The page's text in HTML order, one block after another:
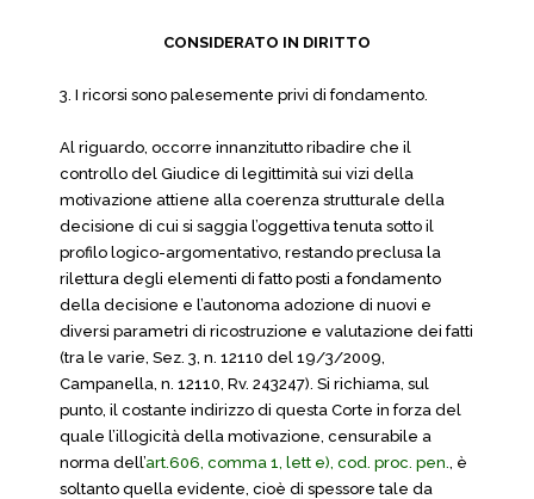
CONSIDERATO IN DIRITTO
3. I ricorsi sono palesemente privi di fondamento.
Al riguardo, occorre innanzitutto ribadire che il
controllo del Giudice di legittimità sui vizi della
motivazione attiene alla coerenza strutturale della
decisione di cui si saggia l’oggettiva tenuta sotto il
profilo logico-argomentativo, restando preclusa la
rilettura degli elementi di fatto posti a fondamento
della decisione e l’autonoma adozione di nuovi e
diversi parametri di ricostruzione e valutazione dei fatti
(tra le varie, Sez. 3, n. 12110 del 19/3/2009,
Campanella, n. 12110, Rv. 243247). Si richiama, sul
punto, il costante indirizzo di questa Corte in forza del
quale l’illogicità della motivazione, censurabile a
norma dell’art.606, comma 1, lett e), cod. proc. pen., è
soltanto quella evidente, cioè di spessore tale da